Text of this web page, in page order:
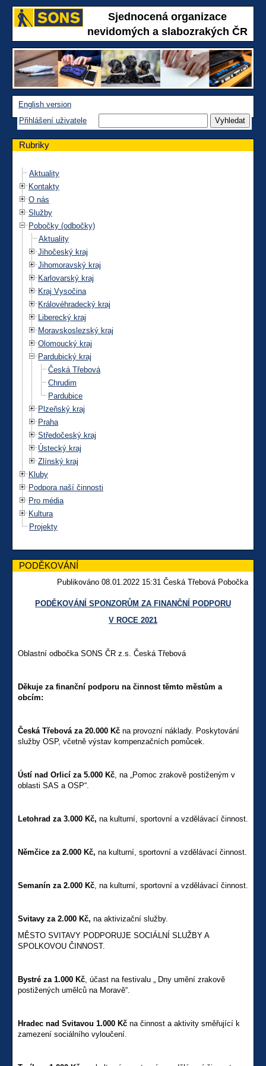
Sjednocená organizace
nevidomých a slabozrakých ČR
English version
Přihlášení uživatele
Rubriky
Aktuality
Kontakty
O nás
Služby
Pobočky (odbočky)
Aktuality
Jihočeský kraj
Jihomoravský kraj
Karlovarský kraj
Kraj Vysočina
Královéhradecký kraj
Liberecký kraj
Moravskoslezský kraj
Olomoucký kraj
Pardubický kraj
Česká Třebová
Chrudim
Pardubice
Plzeňský kraj
Praha
Středočeský kraj
Ústecký kraj
Zlínský kraj
Kluby
Podpora naší činnosti
Pro média
Kultura
Projekty
PODĚKOVÁNÍ
Publikováno 08.01.2022 15:31 Česká Třebová Pobočka
PODĚKOVÁNÍ SPONZORŮM ZA FINANČNÍ PODPORU
V ROCE 2021
Oblastní odbočka SONS ČR z.s. Česká Třebová
Děkuje za finanční podporu na činnost těmto městům a
obcím:
Česká Třebová za 20.000 Kč na provozní náklady. Poskytování
služby OSP, včetně výstav kompenzačních pomůcek.
Ústí nad Orlicí za 5.000 Kč, na „Pomoc zrakově postiženým v
oblasti SAS a OSP“.
Letohrad za 3.000 Kč, na kulturní, sportovní a vzdělávací činnost.
Němčice za 2.000 Kč, na kulturní, sportovní a vzdělávací činnost.
Semanín za 2.000 Kč, na kulturní, sportovní a vzdělávací činnost.
Svitavy za 2.000 Kč, na aktivizační služby.
MĚSTO SVITAVY PODPORUJE SOCIÁLNÍ SLUŽBY A
SPOLKOVOU ČINNOST.
Bystré za 1.000 Kč, účast na festivalu „ Dny umění zrakově
postižených umělců na Moravě“.
Hradec nad Svitavou 1.000 Kč na činnost a aktivity směřující k
zamezení sociálního vyloučení.